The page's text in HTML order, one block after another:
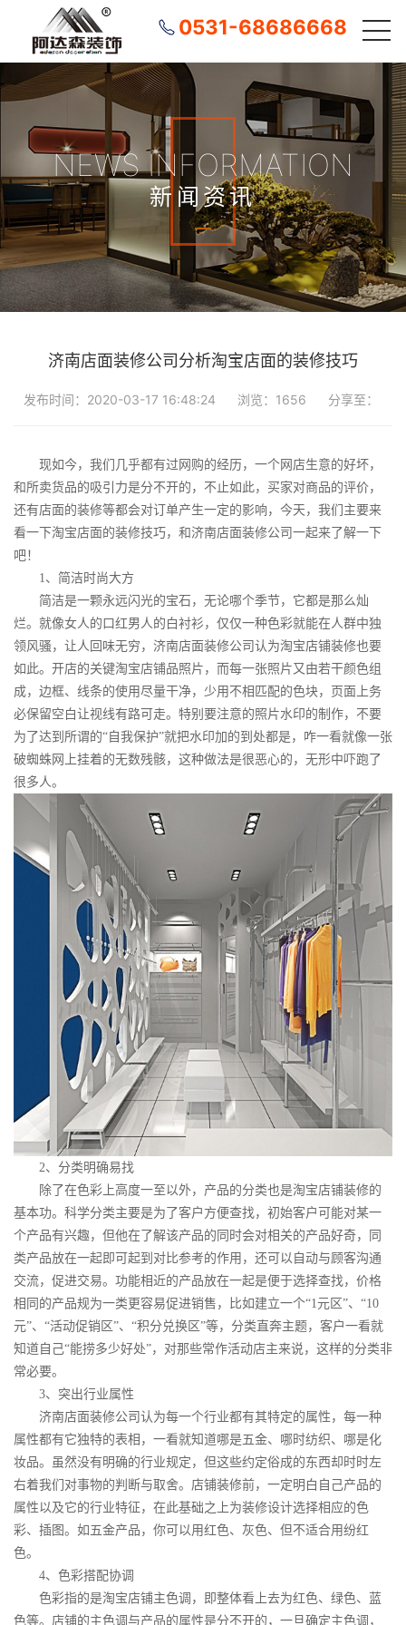
0531-68686668
NEWS INFORMATION
新闻资讯
济南店面装修公司分析淘宝店面的装修技巧
发布时间：2020-03-17 16:48:24 浏览：1656 分享至：
现如今，我们几乎都有过网购的经历，一个网店生意的好坏，
和所卖货品的吸引力是分不开的，不止如此，买家对商品的评价，
还有店面的装修等都会对订单产生一定的影响，今天，我们主要来
看一下淘宝店面的装修技巧，和济南店面装修公司一起来了解一下
吧！
1、简洁时尚大方
简洁是一颗永远闪光的宝石，无论哪个季节，它都是那么灿
烂。就像女人的口红男人的白衬衫，仅仅一种色彩就能在人群中独
领风骚，让人回味无穷，济南店面装修公司认为淘宝店铺装修也要
如此。开店的关键淘宝店铺品照片，而每一张照片又由若干颜色组
成，边框、线条的使用尽量干净，少用不相匹配的色块，页面上务
必保留空白让视线有路可走。特别要注意的照片水印的制作，不要
为了达到所谓的“自我保护”就把水印加的到处都是，咋一看就像一张
破蜘蛛网上挂着的无数残骸，这种做法是很恶心的，无形中吓跑了
很多人。
2、分类明确易找
除了在色彩上高度一至以外，产品的分类也是淘宝店铺装修的
基本功。科学分类主要是为了客户方便查找，初始客户可能对某一
个产品有兴趣，但他在了解该产品的同时会对相关的产品好奇，同
类产品放在一起即可起到对比参考的作用，还可以自动与顾客沟通
交流，促进交易。功能相近的产品放在一起是便于选择查找，价格
相同的产品规为一类更容易促进销售，比如建立一个“1元区”、“10
元”、“活动促销区”、“积分兑换区”等，分类直奔主题，客户一看就
知道自己“能捞多少好处”，对那些常作活动店主来说，这样的分类非
常必要。
3、突出行业属性
济南店面装修公司认为每一个行业都有其特定的属性，每一种
属性都有它独特的表相，一看就知道哪是五金、哪时纺织、哪是化
妆品。虽然没有明确的行业规定，但这些约定俗成的东西却时时左
右着我们对事物的判断与取舍。店铺装修前，一定明白自己产品的
属性以及它的行业特征，在此基础之上为装修设计选择相应的色
彩、插图。如五金产品，你可以用红色、灰色、但不适合用纷红
色。
4、色彩搭配协调
色彩指的是淘宝店铺主色调，即整体看上去为红色、绿色、蓝
色等。店铺的主色调与产品的属性是分不开的，一旦确定主色调，